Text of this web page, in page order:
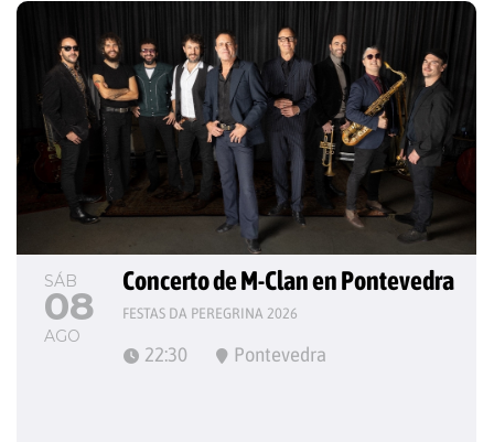
SÁB
08
AGO
Concerto de M-Clan en Pontevedra
FESTAS DA PEREGRINA 2026
22:30 Pontevedra